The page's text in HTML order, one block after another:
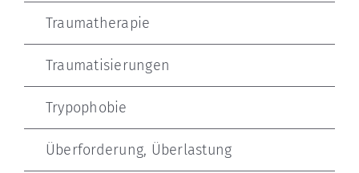
Traumatherapie
Traumatisierungen
Trypophobie
Überforderung, Überlastung